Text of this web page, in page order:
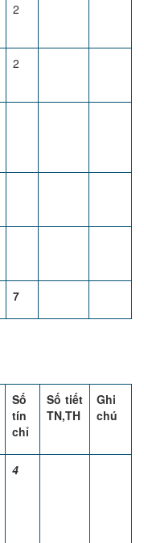
2
2
7
Số
tín
chỉ
Số tiết
TN,TH
Ghi
chú
4